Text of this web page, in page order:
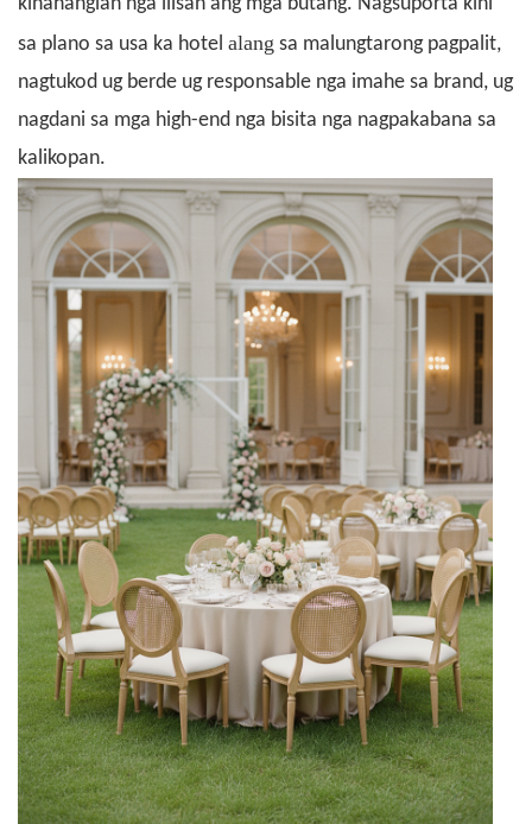
sa plano sa usa ka hotel alang sa malungtarong pagpalit,
nagtukod ug berde ug responsable nga imahe sa brand, ug
nagdani sa mga high-end nga bisita nga nagpakabana sa
kalikopan.